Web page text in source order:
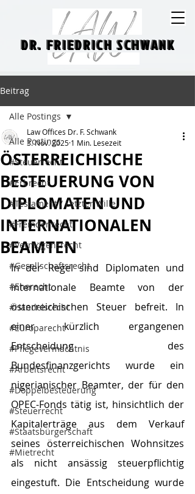
DR. FRIEDRICH SCHWANK
DR. FRIEDRICH SCHWANK
Beitrag
Alle Postings
#Steuerrecht
#Erbrecht
#Testament / Letzter Wille
#Fremdenrecht
#Vermögensrecht
#Gesellschaftsrecht
#Eherecht
#Handelsrecht
#Europarecht
#Pflegevermächtnis
#Arbeitsrecht
#Doppelbesteuerung
#Steuerrecht
#Staatsbürgerschaft
#Mietrecht
Alle Postings
ÖSTERREICHISCHE
BESTEUERUNG VON
DIPLOMATEN UND
INTERNATIONALEN
BEAMTEN
Law Offices Dr. F. Schwank
3. Nov. 2025 1 Min. Lesezeit
In der Regel sind Diplomaten und
internationale Beamte von der
österreichischen Steuer befreit. In
einer kürzlich ergangenen
Entscheidung des
Bundesfinanzgerichts wurde ein
nigerianischer Beamter, der für den
OPEC-Fonds tätig ist, hinsichtlich der
Kapitalerträge aus dem Verkauf
seines österreichischen Wohnsitzes
als nicht ansässig steuerpflichtig
eingestuft. Die Entscheidung wurde